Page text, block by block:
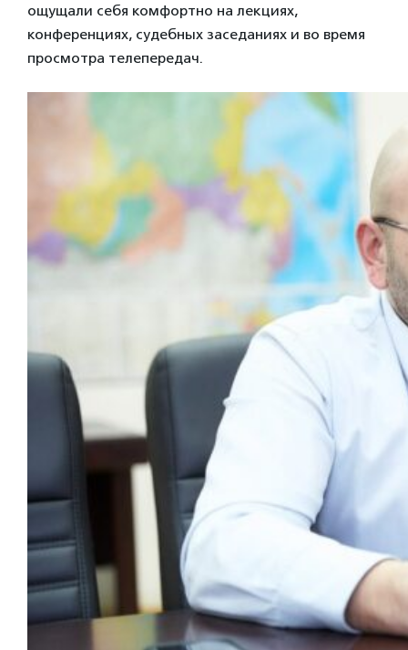
ощущали себя комфортно на лекциях,
конференциях, судебных заседаниях и во время
просмотра телепередач.